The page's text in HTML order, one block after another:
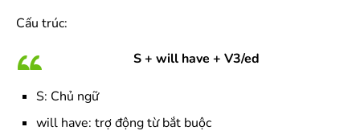
Cấu trúc:
S + will have + V3/ed
S: Chủ ngữ
will have: trợ động từ bắt buộc